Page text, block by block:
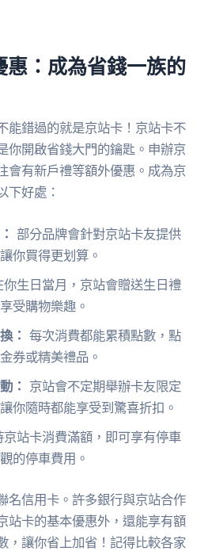
惠：成為省錢一族的
能錯過的就是京站卡！京站卡不
你開啟省錢大門的鑰匙。申辦京
會有新戶禮等額外優惠。成為京
下好處：
部分品牌會針對京站卡友提供
你買得更划算。
你生日當月，京站會贈送生日禮
受購物樂趣。
： 每次消費都能累積點數，點
券或精美禮品。
： 京站會不定期舉辦卡友限定
你隨時都能享受到驚喜折扣。
京站卡消費滿額，即可享有停車
的停車費用。
名信用卡。許多銀行與京站合作
站卡的基本優惠外，還能享有額
，讓你省上加省！記得比較各家